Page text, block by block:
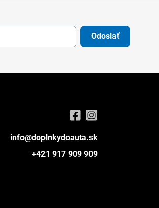
Odoslať
info@doplnkydoauta.sk
+421 917 909 909